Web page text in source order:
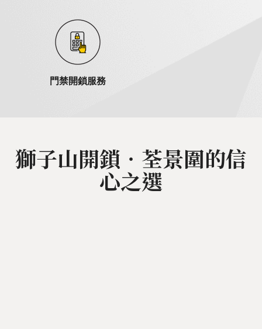
門禁開鎖服務
獅子山開鎖‧荃景圍的信
心之選